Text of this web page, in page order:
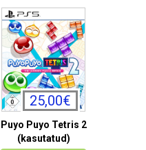
25,00€
Puyo Puyo Tetris 2
(kasutatud)